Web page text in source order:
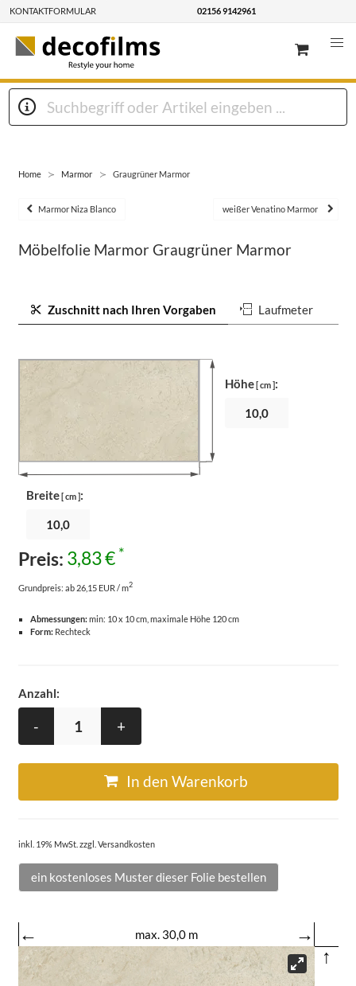
KONTAKTFORMULAR 02156 9142961
Home Marmor Graugrüner Marmor
Marmor Niza Blanco weißer Venatino Marmor
Möbelfolie Marmor Graugrüner Marmor
Zuschnitt nach Ihren Vorgaben Laufmeter
Breite[ cm ]:
Höhe[ cm ]:
Preis: 3,83 € *
Grundpreis: ab 26,15 EUR / m2
Abmessungen:min: 10 x 10 cm, maximale Höhe 120 cm
Form:Rechteck
Anzahl:
- +
In den Warenkorb
inkl. 19% MwSt. zzgl. Versandkosten
ein kostenloses Muster dieser Folie bestellen
← max. 30,0 m
→
↑